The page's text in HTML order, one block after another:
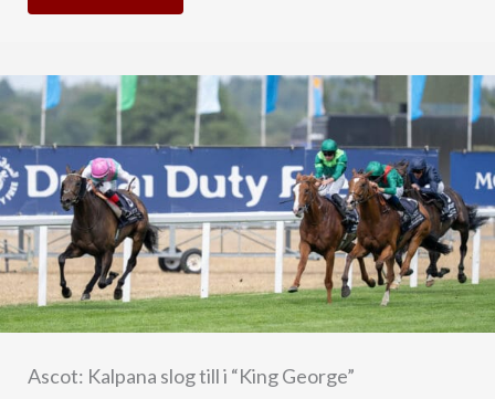
Ascot: Kalpana slog till i “King George”